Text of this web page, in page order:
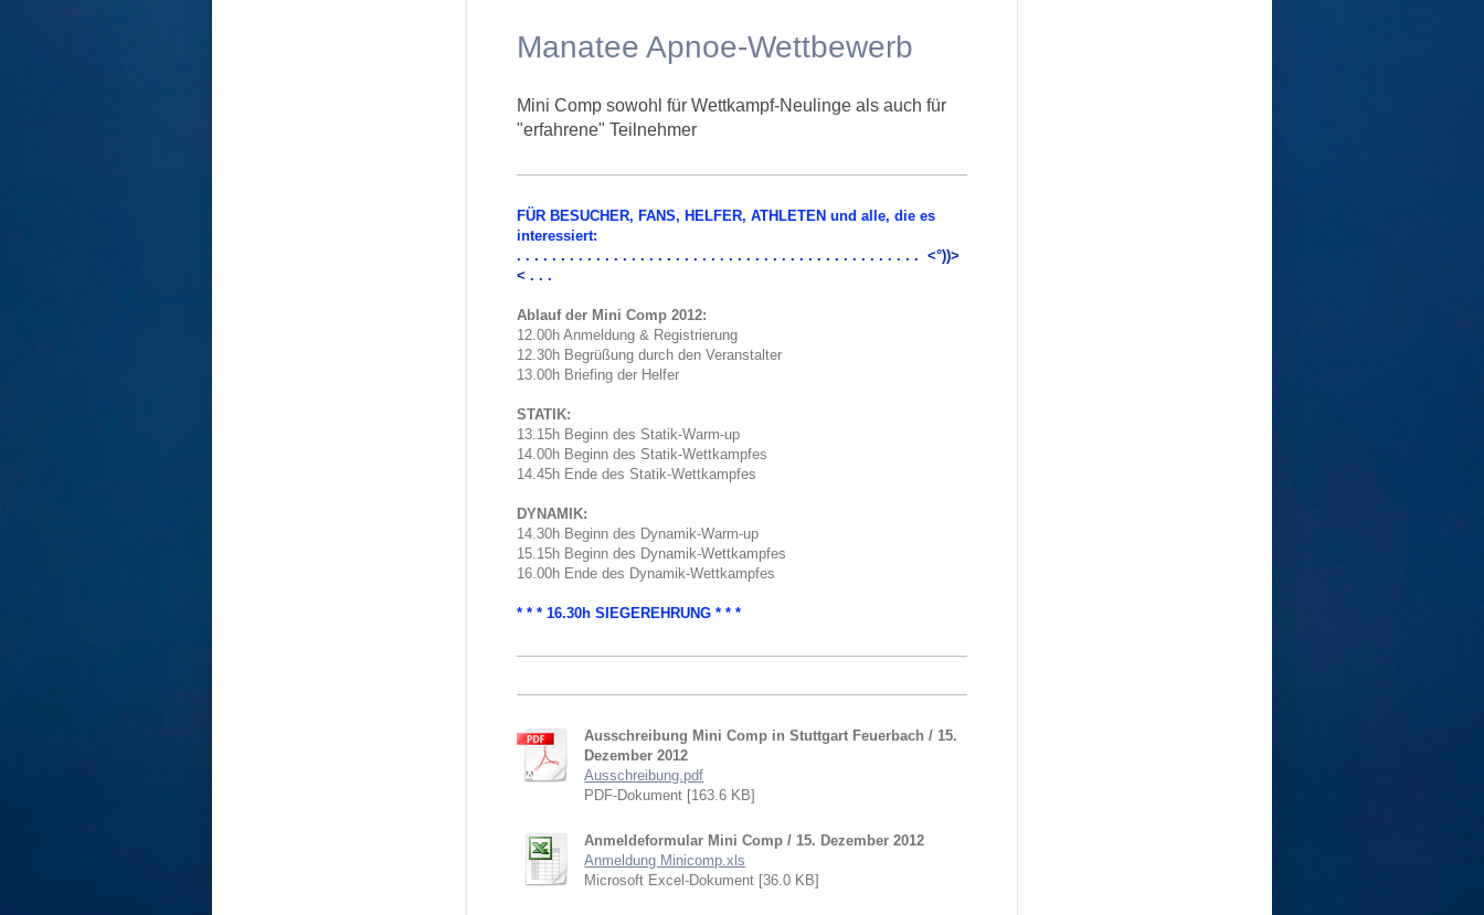
Manatee Apnoe-Wettbewerb
Mini Comp sowohl für Wettkampf-Neulinge als auch für
"erfahrene" Teilnehmer
FÜR BESUCHER, FANS, HELFER, ATHLETEN und alle, die es
interessiert:
. . . . . . . . . . . .. . . . . . . . . . . . . . . . . . . . . . . . . . . . . . . . . . <°))>
< . . .
Ablauf der Mini Comp 2012:
12.00h Anmeldung & Registrierung
12.30h Begrüßung durch den Veranstalter
13.00h Briefing der Helfer
STATIK:
13.15h Beginn des Statik-Warm-up
14.00h Beginn des Statik-Wettkampfes
14.45h Ende des Statik-Wettkampfes
DYNAMIK:
14.30h Beginn des Dynamik-Warm-up
15.15h Beginn des Dynamik-Wettkampfes
16.00h Ende des Dynamik-Wettkampfes
* * * 16.30h SIEGEREHRUNG * * *
Ausschreibung Mini Comp in Stuttgart Feuerbach / 15.
Dezember 2012
Ausschreibung.pdf
PDF-Dokument [163.6 KB]
Anmeldeformular Mini Comp / 15. Dezember 2012
Anmeldung Minicomp.xls
Microsoft Excel-Dokument [36.0 KB]